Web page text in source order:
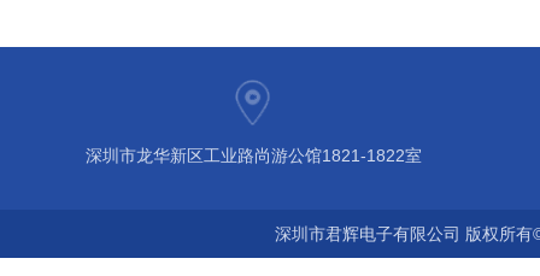
深圳市龙华新区工业路尚游公馆1821-1822室
深圳市君辉电子有限公司 版权所